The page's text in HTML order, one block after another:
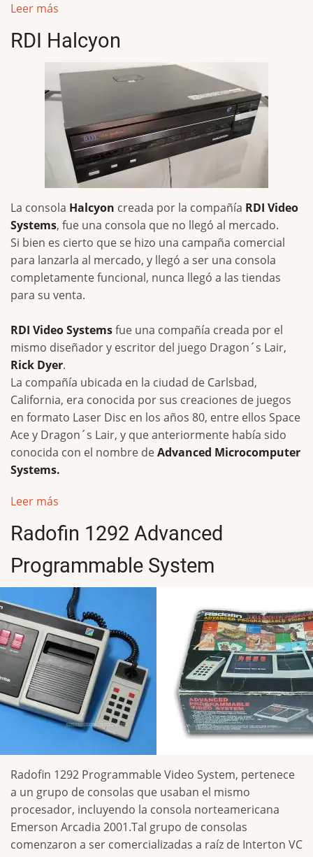
Leer más
RDI Halcyon
La consola Halcyon creada por la compañía RDI Video
Systems, fue una consola que no llegó al mercado.
Si bien es cierto que se hizo una campaña comercial
para lanzarla al mercado, y llegó a ser una consola
completamente funcional, nunca llegó a las tiendas
para su venta.
RDI Video Systemsfue una compañía creada por el
mismo diseñador y escritor del juego Dragon´s Lair,
Rick Dyer.
La compañía ubicada en la ciudad de Carlsbad,
California, era conocida por sus creaciones de juegos
en formato Laser Disc en los años 80, entre ellos Space
Ace y Dragon´s Lair, y que anteriormente había sido
conocida con el nombre deAdvanced Microcomputer
Systems.
Leer más
Radofin 1292 Advanced
Programmable System
Radofin 1292 Programmable Video System, pertenece
a un grupo de consolas que usaban el mismo
procesador, incluyendo la consola norteamericana
Emerson Arcadia 2001.Tal grupo de consolas
comenzaron a ser comercializadas a raíz de Interton VC